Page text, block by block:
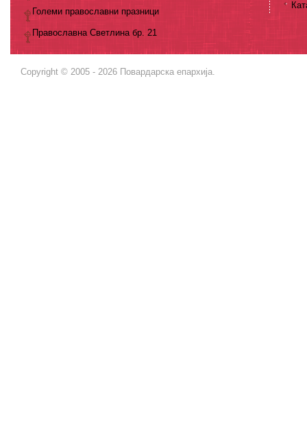
Големи православни празници
Православна Светлина бр. 21
Copyright © 2005 - 2026 Повардарска епархија.